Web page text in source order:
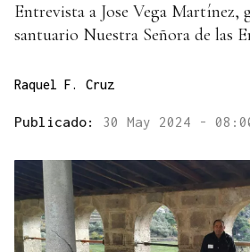
Entrevista a Jose Vega Martínez,
santuario Nuestra Señora de las
Raquel F. Cruz
Publicado: 30 May 2024 -